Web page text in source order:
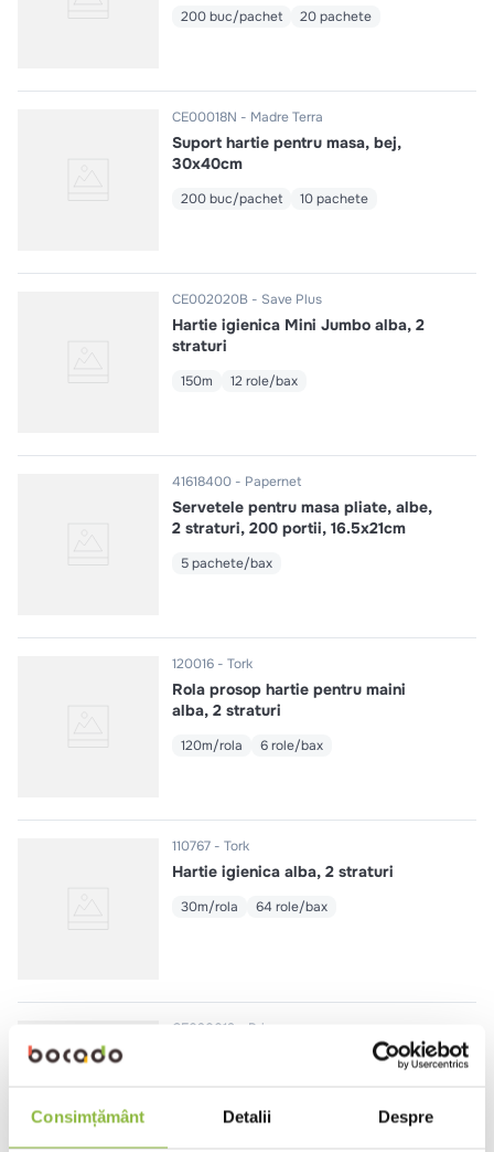
Consimțământ Detalii Despre
200 buc/pachet 20 pachete
CE00018N Madre Terra
Suport hartie pentru masa, bej,
30x40cm
200 buc/pachet 10 pachete
CE002020B Save Plus
Hartie igienica Mini Jumbo alba, 2
straturi
150m 12 role/bax
41618400 Papernet
Servetele pentru masa pliate, albe,
2 straturi, 200 portii, 16.5x21cm
5 pachete/bax
120016 Tork
Rola prosop hartie pentru maini
alba, 2 straturi
120m/rola 6 role/bax
110767 Tork
Hartie igienica alba, 2 straturi
30m/rola 64 role/bax
CE020013 Prime
Hartie igienica Mini Jumbo alba, 2
12 role/bax